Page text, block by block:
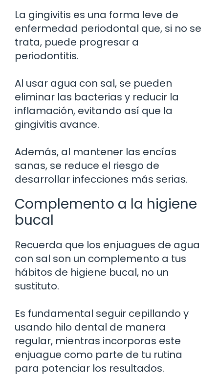
La gingivitis es una forma leve de
enfermedad periodontal que, si no se
trata, puede progresar a
periodontitis.
Al usar agua con sal, se pueden
eliminar las bacterias y reducir la
inflamación, evitando así que la
gingivitis avance.
Además, al mantener las encías
sanas, se reduce el riesgo de
desarrollar infecciones más serias.
Complemento a la higiene
bucal
Recuerda que los enjuagues de agua
con sal son un complemento a tus
hábitos de higiene bucal, no un
sustituto.
Es fundamental seguir cepillando y
usando hilo dental de manera
regular, mientras incorporas este
enjuague como parte de tu rutina
para potenciar los resultados.